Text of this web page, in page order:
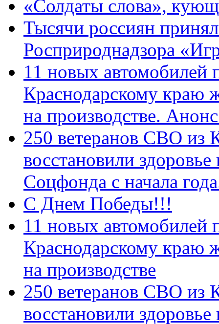
«Солдаты слова»,
Тысячи россиян
Росприроднадзора
11 новых автомобилей
Краснодарскому краю
на производстве.
250 ветеранов СВО из
восстановили
Соцфонда с начала
С Днем Победы!!!
11 новых автомобилей
Краснодарскому краю
на производстве
250 ветеранов СВО из
восстановили